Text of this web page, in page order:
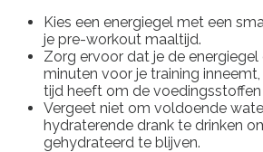
Kies een energiegel met een
je pre-workout maaltijd.
Zorg ervoor dat je de energiegel
minuten voor je training
tijd heeft om de
Vergeet niet om voldoende
hydraterende drank te drinken
gehydrateerd te blijven.